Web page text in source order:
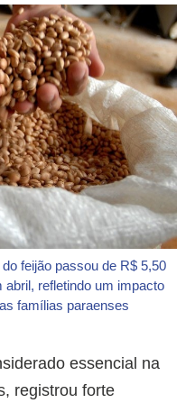
feijão passou de R$ 5,50
abril, refletindo um impacto
famílias paraenses
essencial na
registrou forte